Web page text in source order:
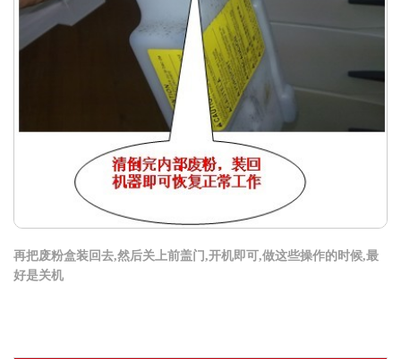
再把废粉盒装回去,然后关上前盖门,开机即可,做这些操作的时候,最
好是关机